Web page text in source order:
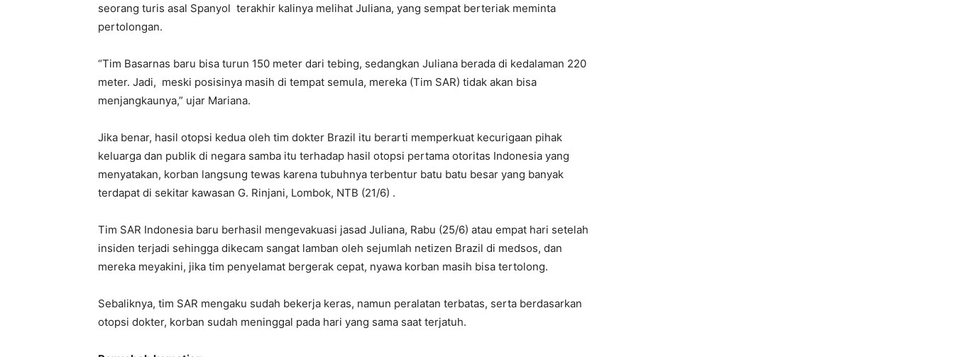
seorang turis asal Spanyol terakhir kalinya melihat Juliana, yang sempat berteriak meminta
pertolongan.
“Tim Basarnas baru bisa turun 150 meter dari tebing, sedangkan Juliana berada di kedalaman 220
meter. Jadi, meski posisinya masih di tempat semula, mereka (Tim SAR) tidak akan bisa
menjangkaunya,” ujar Mariana.
Jika benar, hasil otopsi kedua oleh tim dokter Brazil itu berarti memperkuat kecurigaan pihak
keluarga dan publik di negara samba itu terhadap hasil otopsi pertama otoritas Indonesia yang
menyatakan, korban langsung tewas karena tubuhnya terbentur batu batu besar yang banyak
terdapat di sekitar kawasan G. Rinjani, Lombok, NTB (21/6) .
Tim SAR Indonesia baru berhasil mengevakuasi jasad Juliana, Rabu (25/6) atau empat hari setelah
insiden terjadi sehingga dikecam sangat lamban oleh sejumlah netizen Brazil di medsos, dan
mereka meyakini, jika tim penyelamat bergerak cepat, nyawa korban masih bisa tertolong.
Sebaliknya, tim SAR mengaku sudah bekerja keras, namun peralatan terbatas, serta berdasarkan
otopsi dokter, korban sudah meninggal pada hari yang sama saat terjatuh.